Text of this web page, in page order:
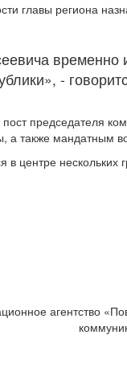
главы региона
-
председателя
также мандатным
центре
агентство